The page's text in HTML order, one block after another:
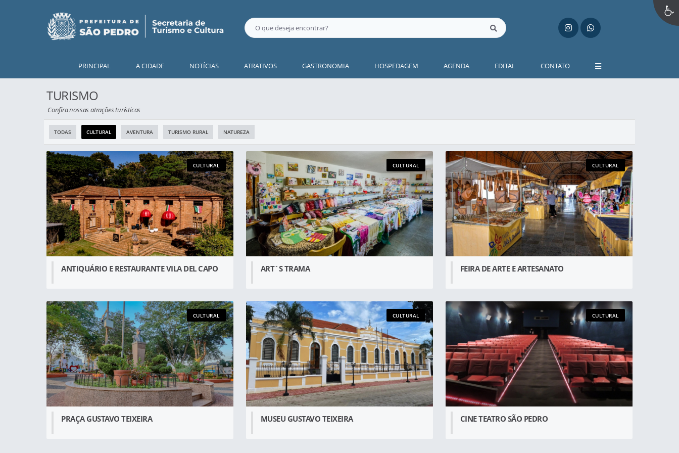
PRINCIPAL A CIDADE NOTÍCIAS ATRATIVOS GASTRONOMIA HOSPEDAGEM AGENDA EDITAL CONTATO
TURISMO
Confira nossas atrações turísticas
TODAS CULTURAL AVENTURA TURISMO RURAL NATUREZA
ANTIQUÁRIO E RESTAURANTE VILA DEL CAPO
CULTURAL
ART´S TRAMA
CULTURAL
FEIRA DE ARTE E ARTESANATO
CULTURAL
PRAÇA GUSTAVO TEIXEIRA
CULTURAL
MUSEU GUSTAVO TEIXEIRA
CULTURAL
CINE TEATRO SÃO PEDRO
CULTURAL